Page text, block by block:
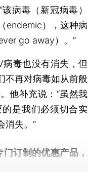
病毒（新冠病毒）
endemic），这种病
go away）。”
毒也没有消失，但
不再对病毒如从前般
他补充说：“虽然我
是我们必须切合实
消失。”
订制的优惠产品，